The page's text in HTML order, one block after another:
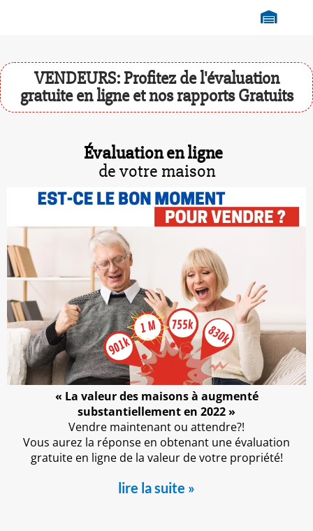
VENDEURS: Profitez de l'évaluation
gratuite en ligne et nos rapports Gratuits
Évaluation en ligne
de votre maison
« La valeur des maisons à augmenté
substantiellement en 2022 »
Vendre maintenant ou attendre?!
Vous aurez la réponse en obtenant une évaluation
gratuite en ligne de la valeur de votre propriété!
lire la suite »